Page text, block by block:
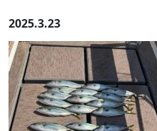
2025.3.23